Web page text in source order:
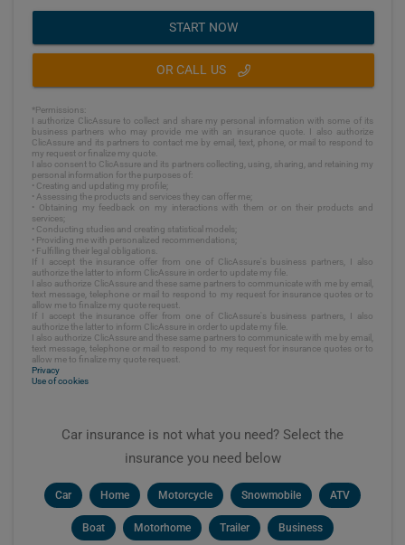
START NOW
OR CALL US
*Permissions:
I authorize ClicAssure to collect and share my personal information with some of its
business partners who may provide me with an insurance quote. I also authorize
ClicAssure and its partners to contact me by email, text, phone, or mail to respond to
my request or finalize my quote.
I also consent to ClicAssure and its partners collecting, using, sharing, and retaining my
personal information for the purposes of:
• Creating and updating my profile;
• Assessing the products and services they can offer me;
• Obtaining my feedback on my interactions with them or on their products and
services;
• Conducting studies and creating statistical models;
• Providing me with personalized recommendations;
• Fulfilling their legal obligations.
If I accept the insurance offer from one of ClicAssure's business partners, I also
authorize the latter to inform ClicAssure in order to update my file.
I also authorize ClicAssure and these same partners to communicate with me by email,
text message, telephone or mail to respond to my request for insurance quotes or to
allow me to finalize my quote request.
If I accept the insurance offer from one of ClicAssure's business partners, I also
authorize the latter to inform ClicAssure in order to update my file.
I also authorize ClicAssure and these same partners to communicate with me by email,
text message, telephone or mail to respond to my request for insurance quotes or to
allow me to finalize my quote request.
Privacy
Use of cookies
Car insurance is not what you need? Select the
insurance you need below
Car Home Motorcycle Snowmobile ATV
Boat Motorhome Trailer Business